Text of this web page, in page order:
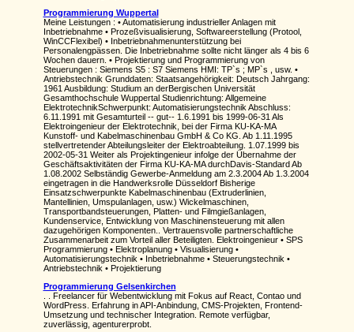
Programmierung Wuppertal
Meine Leistungen : • Automatisierung industrieller Anlagen mit
Inbetriebnahme • Prozeßvisualisierung, Softwareerstellung (Protool,
WinCCFlexibel) • Inbetriebnahmenunterstützung bei
Personalengpässen. Die Inbetriebnahme sollte nicht länger als 4 bis 6
Wochen dauern. • Projektierung und Programmierung von
Steuerungen : Siemens S5 : S7 Siemens HMI: TP`s ; MP`s , usw. •
Antriebstechnik Grunddaten: Staatsangehörigkeit: Deutsch Jahrgang:
1961 Ausbildung: Studium an derBergischen Universität
Gesamthochschule Wuppertal Studienrichtung: Allgemeine
ElektrotechnikSchwerpunkt: Automatisierungstechnik Abschluss:
6.11.1991 mit Gesamturteil -- gut-- 1.6.1991 bis 1999-06-31 Als
Elektroingenieur der Elektrotechnik, bei der Firma KU-KA-MA
Kunstoff- und Kabelmaschinenbau GmbH & Co KG. Ab 1.11.1995
stellvertretender Abteilungsleiter der Elektroabteilung. 1.07.1999 bis
2002-05-31 Weiter als Projektingenieur infolge der Übernahme der
Geschäftsaktivitäten der Firma KU-KA-MA durchDavis-Standard Ab
1.08.2002 Selbständig Gewerbe-Anmeldung am 2.3.2004 Ab 1.3.2004
eingetragen in die Handwerksrolle Düsseldorf Bisherige
Einsatzschwerpunkte Kabelmaschinenbau (Extruderlinien,
Mantellinien, Umspulanlagen, usw.) Wickelmaschinen,
Transportbandsteuerungen, Platten- und Filmgießanlagen,
Kundenservice, Entwicklung von Maschinensteuerung mit allen
dazugehörigen Komponenten.. Vertrauensvolle partnerschaftliche
Zusammenarbeit zum Vorteil aller Beteiligten. Elektroingenieur • SPS
Programmierung • Elektroplanung • Visualisierung •
Automatisierungstechnik • Inbetriebnahme • Steuerungstechnik •
Antriebstechnik • Projektierung
Programmierung Gelsenkirchen
. . Freelancer für Webentwicklung mit Fokus auf React, Contao und
WordPress. Erfahrung in API-Anbindung, CMS-Projekten, Frontend-
Umsetzung und technischer Integration. Remote verfügbar,
zuverlässig, agenturerprobt.